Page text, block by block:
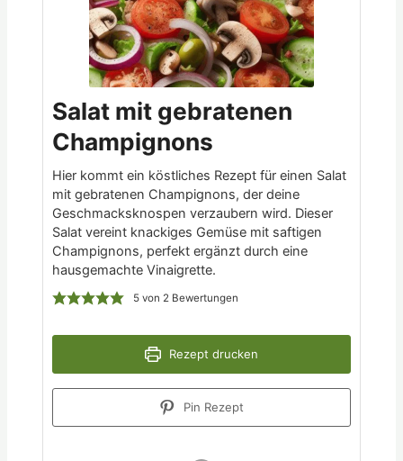
Salat mit gebratenen
Champignons
Hier kommt ein köstliches Rezept für einen Salat
mit gebratenen Champignons, der deine
Geschmacksknospen verzaubern wird. Dieser
Salat vereint knackiges Gemüse mit saftigen
Champignons, perfekt ergänzt durch eine
hausgemachte Vinaigrette.
5 von 2 Bewertungen
Rezept drucken
Pin Rezept